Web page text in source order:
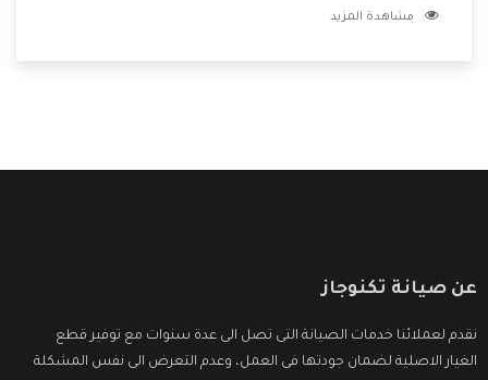
الشركة بها والتى تكون منها خدمة الصيانة التى تكون من أهم
مشاهدة المزيد
عن صيانة تكنوجاز
نقدم لعملائنا خدمات الصيانة التى تصل الى عدة سنوات مع توفير قطع
الغيار الاصلية لضمان جودتها فى العمل، وعدم التعرض الى نفس المشكلة